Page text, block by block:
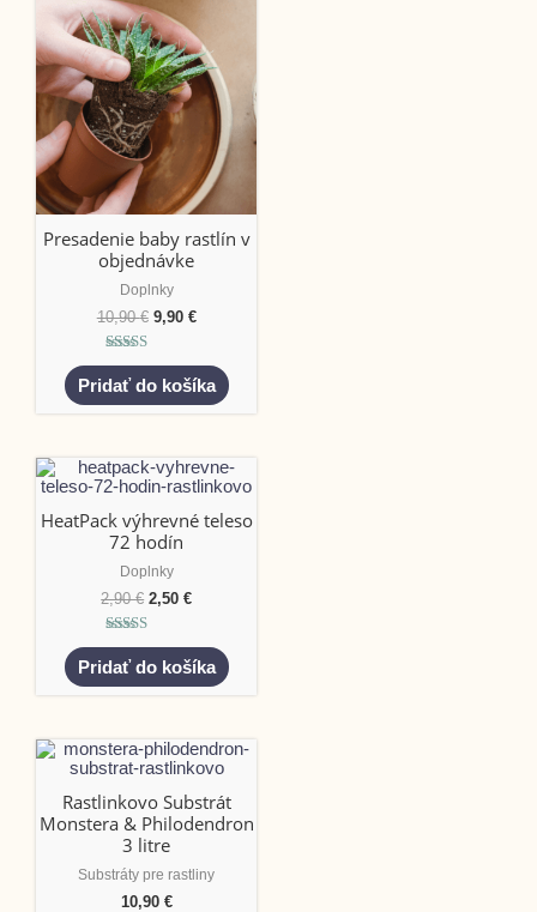
Presadenie baby rastlín v
objednávke
Doplnky
10,90€ 9,90 €
Hodnotenie
5.00
z 5
Pridať do košíka
HeatPack výhrevné teleso
72 hodín
Doplnky
2,90€ 2,50€
Hodnotenie
5.00
z 5
Pridať do košíka
Rastlinkovo Substrát
Monstera & Philodendron
3 litre
Substráty pre rastliny
10,90 €